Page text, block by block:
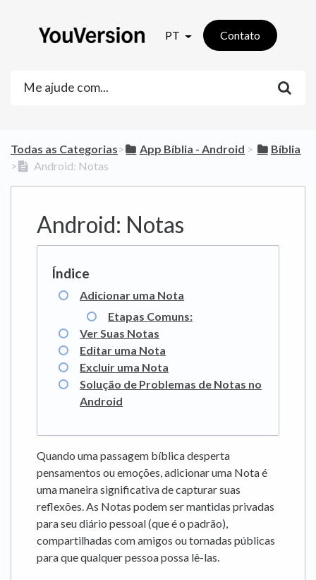
PT Contato
Todas as Categorias​>​ ​App Bíblia - Android ​ > ​ ​Bíblia
>​
Android: Notas
Android: Notas
Adicionar uma Nota
Etapas Comuns:
Ver Suas Notas
Editar uma Nota
Excluir uma Nota
Solução de Problemas de Notas no
Android
Quando uma passagem bíblica desperta
pensamentos ou emoções, adicionar uma Nota é
uma maneira significativa de capturar suas
reflexões. As Notas podem ser mantidas privadas
para seu diário pessoal (que é o padrão),
compartilhadas com amigos ou tornadas públicas
para que qualquer pessoa possa lê-las.